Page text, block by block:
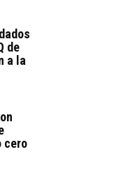
de
a la
cero